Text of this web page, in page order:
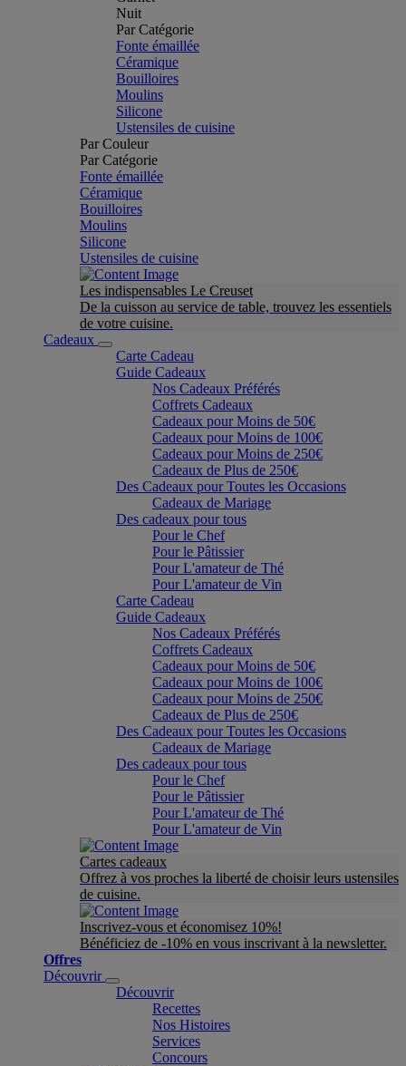
Nuit
Par Catégorie
Fonte émaillée
Céramique
Bouilloires
Moulins
Silicone
Ustensiles de cuisine
Par Couleur
Par Catégorie
Fonte émaillée
Céramique
Bouilloires
Moulins
Silicone
Ustensiles de cuisine
Les indispensables Le Creuset
De la cuisson au service de table, trouvez les essentiels
de votre cuisine.
Cadeaux
Carte Cadeau
Guide Cadeaux
Nos Cadeaux Préférés
Coffrets Cadeaux
Cadeaux pour Moins de 50€
Cadeaux pour Moins de 100€
Cadeaux pour Moins de 250€
Cadeaux de Plus de 250€
Des Cadeaux pour Toutes les Occasions
Cadeaux de Mariage
Des cadeaux pour tous
Pour le Chef
Pour le Pâtissier
Pour L'amateur de Thé
Pour L'amateur de Vin
Carte Cadeau
Guide Cadeaux
Nos Cadeaux Préférés
Coffrets Cadeaux
Cadeaux pour Moins de 50€
Cadeaux pour Moins de 100€
Cadeaux pour Moins de 250€
Cadeaux de Plus de 250€
Des Cadeaux pour Toutes les Occasions
Cadeaux de Mariage
Des cadeaux pour tous
Pour le Chef
Pour le Pâtissier
Pour L'amateur de Thé
Pour L'amateur de Vin
Cartes cadeaux
Offrez à vos proches la liberté de choisir leurs ustensiles
de cuisine.
Inscrivez-vous et économisez 10%!
Bénéficiez de -10% en vous inscrivant à la newsletter.
Offres
Découvrir
Découvrir
Recettes
Nos Histoires
Services
Concours